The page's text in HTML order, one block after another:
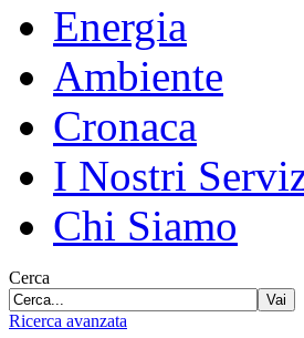
Energia
Ambiente
Cronaca
I Nostri
Chi Siamo
Cerca
Vai
Ricerca avanzata